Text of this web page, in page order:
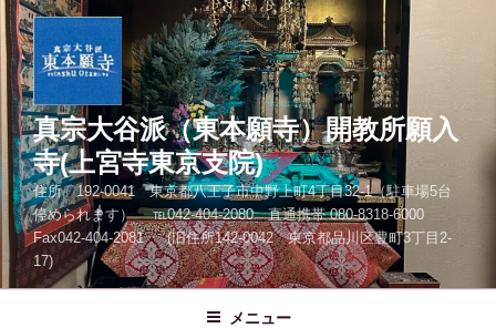
コ
ン
テ
ン
へ
ス
キ
ッ
プ
真宗大谷派（東本願寺）開教所願入
寺(上宮寺東京支院)
住所 192-0041 東京都八王子市中野上町4丁目32-1（駐車場5台
停められます） ℡042-404-2080 直通携帯 080-8318-6000
Fax042-404-2081 (旧住所142-0042 東京都品川区豊町3丁目2-
17)
メニュー